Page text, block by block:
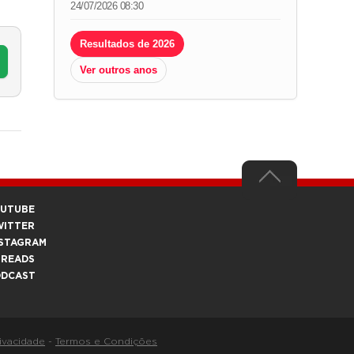
24/07/2026 08:30
Resultados de 2026
Ver outros anos
- Termos e Condições